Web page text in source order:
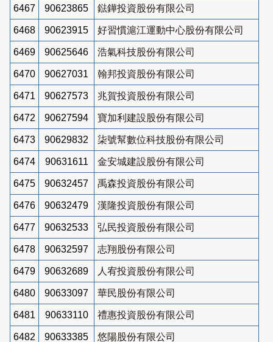
6467 90623865 鍅鏵投資股份有限公司
6468 90623915 好習慣滬江運動中心股份有限公司
6469 90625646 浩氣科技股份有限公司
6470 90627031 翰邦投資股份有限公司
6471 90627573 兆賀投資股份有限公司
6472 90627594 寶加利建設股份有限公司
6473 90629832 柒號幫數位科技股份有限公司
6474 90631611 金安城建設股份有限公司
6475 90632457 禹森投資股份有限公司
6476 90632479 漢隆投資股份有限公司
6477 90632533 弘民投資股份有限公司
6478 90632597 志翔股份有限公司
6479 90632689 人宥投資股份有限公司
6480 90633097 華民股份有限公司
6481 90633110 禮惠投資股份有限公司
6482 90633385 悠陽股份有限公司